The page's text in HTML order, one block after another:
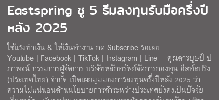
Eastspring ชู 5 ธีมลงทุนรับมือครึ่งปี
หลัง 2O25
ใช้แรงทำเงิน & ให้เงินทำงาน กด Subscribe รอเลย…
Youtube | Facebook | TikTok | Instagram | Line คุณดารบุษป์ ป
ภาพจน์ กรรมการผู้จัดการ บริษัทหลักทรัพย์จัดการกองทุน อีสท์สปริง
(ประเทศไทย) จำกัด เปิดเผยมุมมองการลงทุนครึ่งปีหลัง 2025 ว่า
ความไม่แน่นอนด้านนโยบายการค้าระหว่างประเทศยังคงเป็นปัจจัย